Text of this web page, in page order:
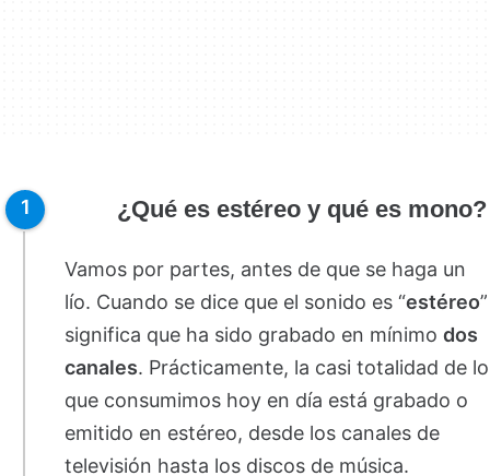
¿Qué es estéreo y qué es mono?
Vamos por partes, antes de que se haga un
lío. Cuando se dice que el sonido es “estéreo”
significa que ha sido grabado en mínimo dos
canales. Prácticamente, la casi totalidad de lo
que consumimos hoy en día está grabado o
emitido en estéreo, desde los canales de
televisión hasta los discos de música.